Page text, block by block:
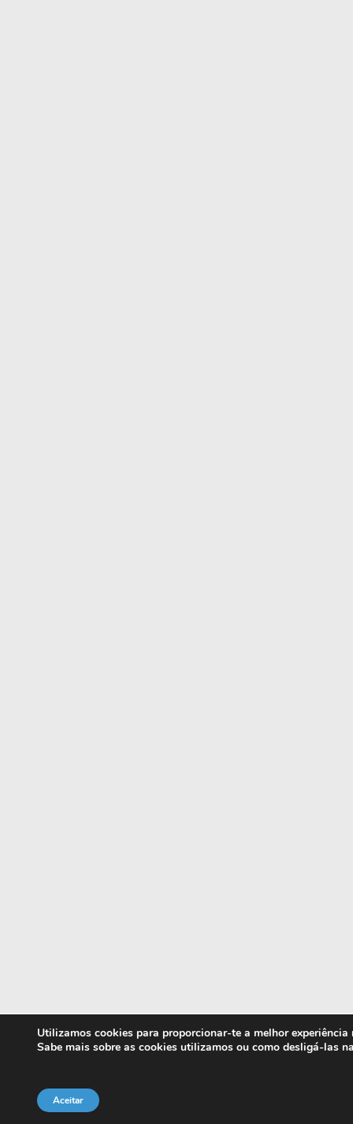
Utilizamos cookies para proporcionar-te a melhor experiência
Sabe mais sobre as cookies utilizamos ou como desligá-las
Aceitar